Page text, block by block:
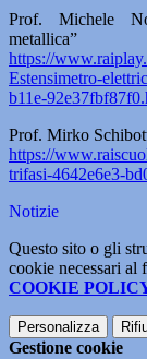
Prof. Michele
metallica”
https://
Estensimetro-
b11e-
Prof. Mirko
https://
trifasi-4642e6e3-
Notizie
Questo sito o gli
cookie necessari al
COOKIE
Personalizza
Gestione cookie